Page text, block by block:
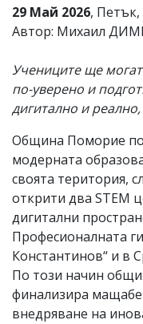
Ако
откриете
вас
коментар,
моля
сигнализирайте
ни!
29 Май 2026, Петък,
Автор: Михаил
Учениците ще
по-уверено и
дигитално и
Община Поморие
модерната
своята територия,
открити два STEM
дигитални
Професионалната
Константинов“ и в
По този начин
финализира
внедряване на